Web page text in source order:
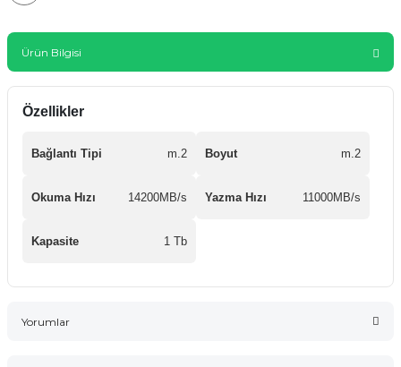
Ürün Bilgisi
Özellikler
Bağlantı Tipi m.2 Boyut m.2
Okuma Hızı 14200MB/s Yazma Hızı 11000MB/s
Kapasite 1 Tb
Yorumlar